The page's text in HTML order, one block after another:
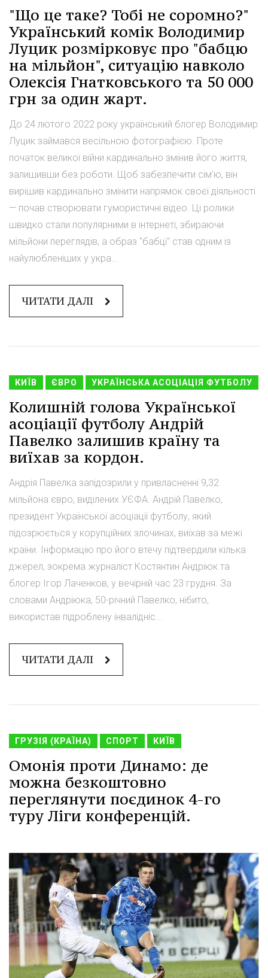
"Що це таке? Тобі не соромно?"
Український комік Володимир
Луцик розмірковує про "бабцю
на мільйон", ситуацію навколо
Олексія Гнатковського та 50 000
грн за один жарт.
До 24 лютого 2022 року український блогер Володимир
Луцик займався весільною фотографією. Проте
початок великої війни кардинально змінив його життя,
залишивши без роботи. Щоб забезпечити сім'ю, він
вирішив кардинально змінити напрямок своєї діяльності
— почав створювати гумористичні відео. Ці ролики
швидко стали популярними в інтернеті, збираючи
мільйони переглядів, а образ "бабці" став одним із
найулюбленіших у укра...
ЧИТАТИ ДАЛІ
КИЇВ ЄВРО УКРАЇНСЬКА АСОЦІАЦІЯ ФУТБОЛУ
Колишній голова Української
асоціації футболу Андрій
Павелко залишив країну та
виїхав за кордон.
Андрія Павелка запідозрили у привласненні 9,32
мільйона євро, виділених УЄФА. Андрій Павелко,
президент Української асоціації футболу, який
підозрюється у корупційних злочинах, виїхав за межі
країни. Інформацію про його втечу підтвердили кілька
джерел, зокрема журналіст Костянтин Андріюк та
блогер Ігор Лаченков, у вечірній час 23 грудня. За
словами Андріюка, 50-річний Павелко, нібито,
використав підроблену інвалідніс...
ЧИТАТИ ДАЛІ
ГРУЗІЯ (КРАЇНА) СПОРТ КИЇВ
Омонія проти Динамо: де
можна безкоштовно
переглянути поєдинок 4-го
туру Ліги конференцій.